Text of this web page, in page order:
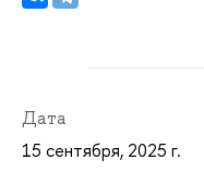
Дата
15 сентября, 2025 г.